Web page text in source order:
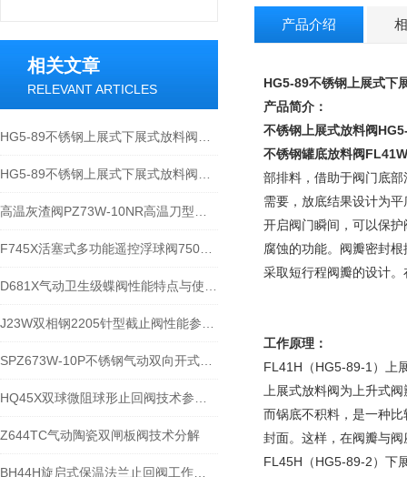
相关文章
RELEVANT ARTICLES
Z644TC气动陶瓷双闸板阀技术分解
产品介绍
HG5-89不锈钢上展式下
产品简介：
不锈钢上展式放料阀
不锈钢罐底放料阀
部排料，借助于阀门底
需要，放底结果设计为
开启阀门瞬间，可以保
腐蚀的功能。阀瓣密封
采取短行程阀瓣的设计
工作原理：
FL41H（HG5-89-1）上
上展式放料阀为上升式
而锅底不积料，是一种
封面。这样，在阀瓣与
FL45H（HG5-89-2）下